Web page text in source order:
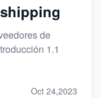
de
1.1
Oct 24,2023